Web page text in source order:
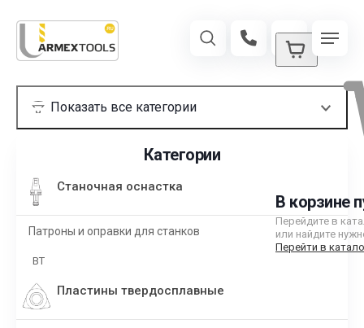
В корзине
Перейдите в
или найдите
Перейти в
Категории
Станочная оснастка
Патроны и оправки для станков
BT
Пластины твердосплавные